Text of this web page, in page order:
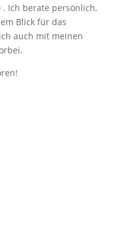
. Ich berate persönlich,
Blick für das
auch mit meinen